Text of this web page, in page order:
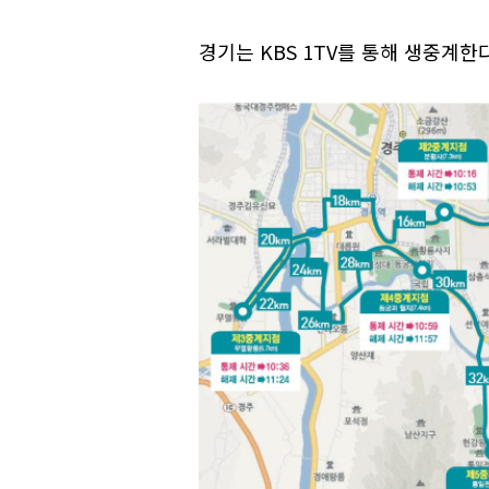
경기는 KBS 1TV를 통해 생중계한